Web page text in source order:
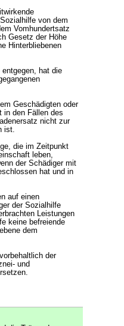
von dem
Vomhundertsatz
Gesetz der Höhe
Hinterbliebenen
hat die
Geschädigten oder
in den Fällen des
nicht zur
ist.
die im Zeitpunkt
leben,
der Schädiger mit
hat und in
auf einen
der Sozialhilfe
Leistungen
keine befreiende
dem
der
und